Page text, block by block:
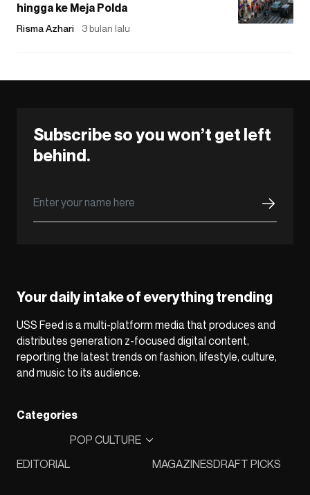
hingga ke Meja Polda
Risma Azhari 3 bulan lalu
Subscribe so you won’t get left
behind.
Your daily intake of everything trending
USS Feed is a multi-platform media that produces and
distributes generation z-focused digital content,
reporting the latest trends on fashion, lifestyle, culture,
and music to its audience.
Categories
EDITORIAL
POP CULTURE
MAGAZINESDRAFT PICKS